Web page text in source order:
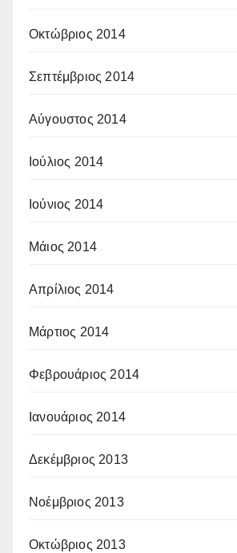
Οκτώβριος 2014
Σεπτέμβριος 2014
Αύγουστος 2014
Ιούλιος 2014
Ιούνιος 2014
Μάιος 2014
Απρίλιος 2014
Μάρτιος 2014
Φεβρουάριος 2014
Ιανουάριος 2014
Δεκέμβριος 2013
Νοέμβριος 2013
Οκτώβριος 2013